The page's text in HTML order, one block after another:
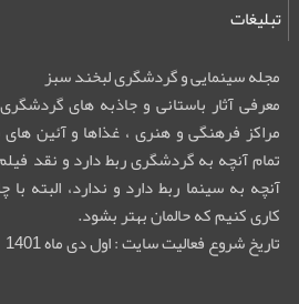
تبلیغات
مجله سینمایی و گردشگری لبخند سبز
معرفی آثار باستانی و جاذبه های
مراکز فرهنگی و هنری ، غذاها و آئین
تمام آنچه به گردشگری ربط دارد و نقد
آنچه به سینما ربط دارد و ندارد، البته
کاری کنیم که حالمان بهتر بشود.
تاریخ شروع فعالیت سایت : اول دی ماه 1401